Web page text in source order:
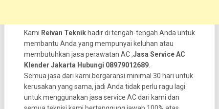
Kami Reivan Teknikhadir di tengah-tengah Anda untuk
membantu Anda yang mempunyai keluhan atau
membutuhkan jasa perawatan AC ,Jasa Service AC
Klender Jakarta Hubungi 08979012689.
Semua jasa dari kami bergaransi minimal 30 hari untuk
kerusakan yang sama, jadi Anda tidak perlu ragu lagi
untuk menggunakan jasa service AC dari kami dan